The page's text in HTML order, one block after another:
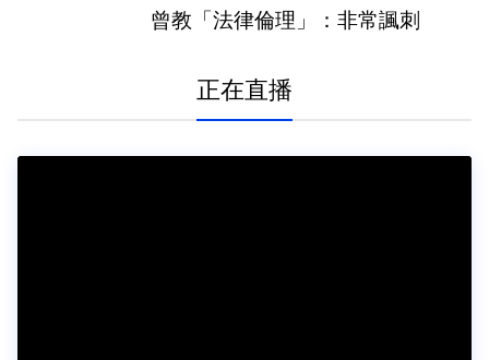
曾教「法律倫理」：非常諷刺
正在直播